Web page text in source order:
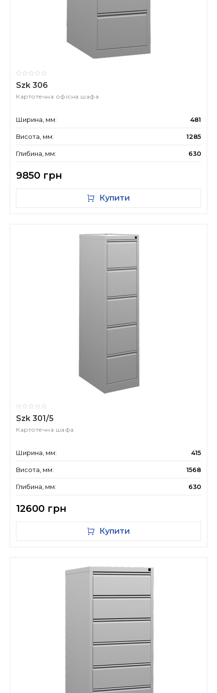
Szk 306
Картотечна офісна шафа
Ширина, мм: 481
Висота, мм: 1285
Глибина, мм: 630
9850 грн
Купити
Szk 301/5
Картотечна шафа
Ширина, мм: 415
Висота, мм: 1568
Глибина, мм: 630
12600 грн
Купити